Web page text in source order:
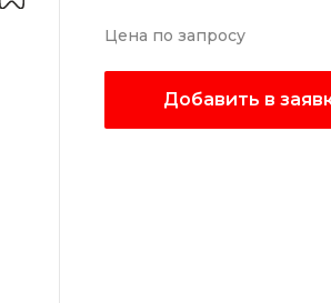
Цена по запросу
Добавить в